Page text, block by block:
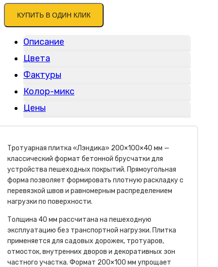
КУПИТЬ В ОДИН КЛИК
Описание
Цвета
Фактуры
Колор-микс
Цены
Тротуарная плитка «Лэндика» 200×100×40 мм —
классический формат бетонной брусчатки для
устройства пешеходных покрытий. Прямоугольная
форма позволяет формировать плотную раскладку с
перевязкой швов и равномерным распределением
нагрузки по поверхности.
Толщина 40 мм рассчитана на пешеходную
эксплуатацию без транспортной нагрузки. Плитка
применяется для садовых дорожек, тротуаров,
отмосток, внутренних дворов и декоративных зон
частного участка. Формат 200×100 мм упрощает